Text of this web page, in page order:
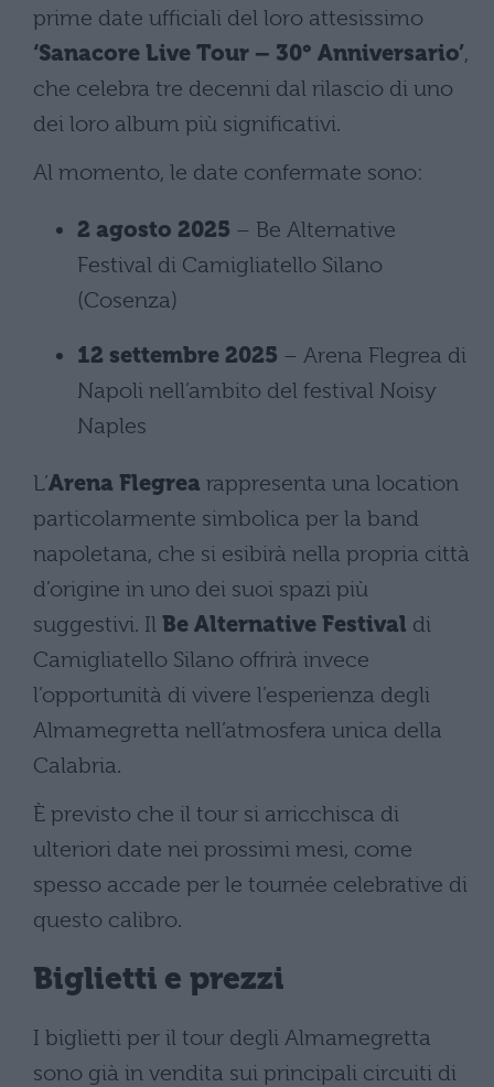
prime date ufficiali del loro attesissimo
‘Sanacore Live Tour – 30° Anniversario’,
che celebra tre decenni dal rilascio di uno
dei loro album più significativi.
Al momento, le date confermate sono:
2 agosto 2025 – Be Alternative
Festival di Camigliatello Silano
(Cosenza)
12 settembre 2025 – Arena Flegrea di
Napoli nell’ambito del festival Noisy
Naples
L’Arena Flegrea rappresenta una location
particolarmente simbolica per la band
napoletana, che si esibirà nella propria città
d’origine in uno dei suoi spazi più
suggestivi. Il Be Alternative Festival di
Camigliatello Silano offrirà invece
l’opportunità di vivere l’esperienza degli
Almamegretta nell’atmosfera unica della
Calabria.
È previsto che il tour si arricchisca di
ulteriori date nei prossimi mesi, come
spesso accade per le tournée celebrative di
questo calibro.
Biglietti e prezzi
I biglietti per il tour degli Almamegretta
sono già in vendita sui principali circuiti di